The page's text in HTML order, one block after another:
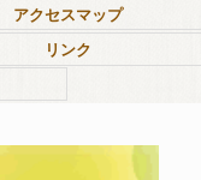
アクセスマップ
リンク